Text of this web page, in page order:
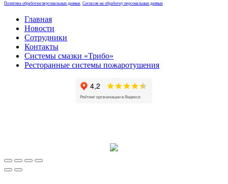
Политика обработки персональных данных Согласие на обработку персональных данных
Главная
Новости
Сотрудники
Контакты
Системы смазки «Трибо»
Ресторанные системы пожаротушения